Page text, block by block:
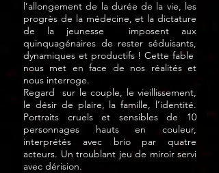
l’allongement de la durée de la vie, les
progrès de la médecine, et la dictature
de la jeunesse imposent aux
quinquagénaires de rester séduisants,
dynamiques et productifs ! Cette fable
nous met en face de nos réalités et
nous interroge.
Regard sur le couple, le vieillissement,
le désir de plaire, la famille, l’identité.
Portraits cruels et sensibles de 10
personnages hauts en couleur,
interprétés avec brio par quatre
acteurs. Un troublant jeu de miroir servi
avec dérision.